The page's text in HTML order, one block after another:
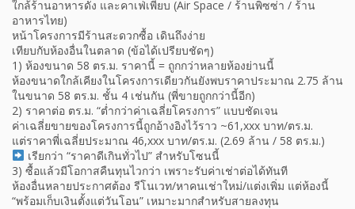
ใกล้ร้านอาหารดัง และคาเฟ่เพียบ (Air Space / ร้านพิซซ่า / ร้าน
อาหารไทย)
หน้าโครงการมีร้านสะดวกซื้อ เดินถึงง่าย
เทียบกับห้องอื่นในตลาด (ข้อได้เปรียบชัดๆ)
1) ห้องขนาด 58 ตร.ม. ราคานี้ = ถูกกว่าหลายห้องย่านนี้
ห้องขนาดใกล้เคียงในโครงการเดียวกันยังพบราคาประมาณ 2.75 ล้าน
ในขนาด 58 ตร.ม. ชั้น 4 เช่นกัน (พี่ขายถูกกว่านี้อีก)
2) ราคาต่อ ตร.ม. “ต่ำกว่าค่าเฉลี่ยโครงการ” แบบชัดเจน
ค่าเฉลี่ยขายของโครงการนี้ถูกอ้างอิงไว้ราว ~61,xxx บาท/ตร.ม.
แต่ราคาพี่เฉลี่ยประมาณ 46,xxx บาท/ตร.ม. (2.69 ล้าน / 58 ตร.ม.)
เรียกว่า “ราคาดีเกินทั่วไป” สำหรับโซนนี้
3) ซื้อแล้วมีโอกาสคืนทุนไวกว่า เพราะรับค่าเช่าต่อได้ทันที
ห้องอื่นหลายประกาศต้อง รีโนเวท/หาคนเช่าใหม่/แต่งเพิ่ม แต่ห้องนี้
“พร้อมเก็บเงินตั้งแต่วันโอน” เหมาะมากสำหรับสายลงทุน